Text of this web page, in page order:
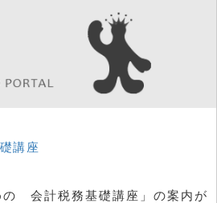
講座
の 会計税務基礎講座」の案内が